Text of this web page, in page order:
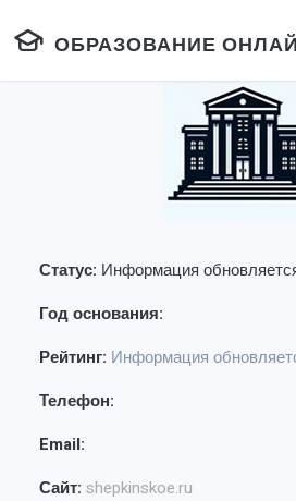
ОБРАЗОВАНИЕ
Статус: Информация
Год основания:
Рейтинг: Информация
Телефон:
Email:
Сайт: shepkinskoe.ru